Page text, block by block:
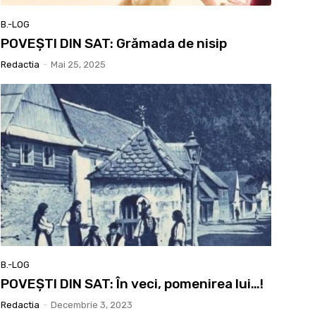
B.-LOG
POVEȘTI DIN SAT: Grămada de nisip
Redactia - Mai 25, 2025
B.-LOG
POVEȘTI DIN SAT: În veci, pomenirea lui…!
Redactia - Decembrie 3, 2023